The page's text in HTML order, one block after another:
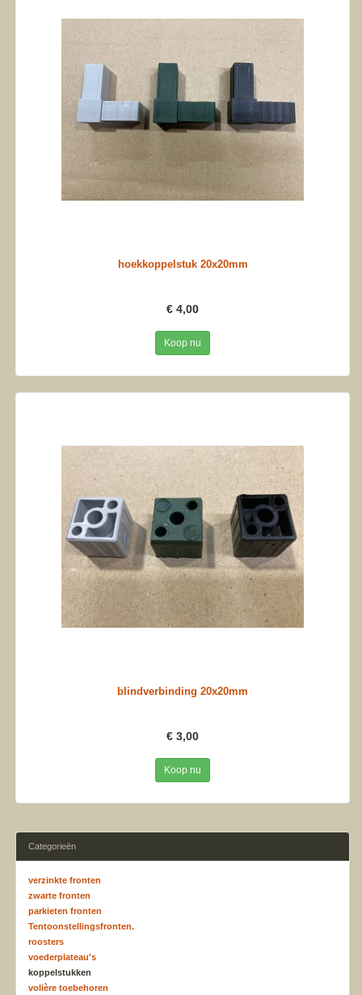
hoekkoppelstuk 20x20mm
€ 4,00
Koop nu
blindverbinding 20x20mm
€ 3,00
Koop nu
Categorieën
verzinkte fronten
zwarte fronten
parkieten fronten
Tentoonstellingsfronten.
roosters
voederplateau's
koppelstukken
volière toebehoren